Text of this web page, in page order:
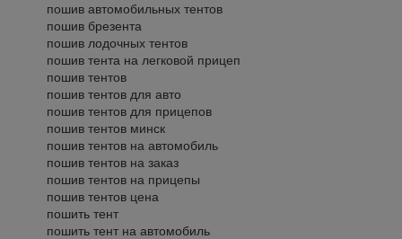
пошив автомобильных тентов
пошив брезента
пошив лодочных тентов
пошив тента на легковой прицеп
пошив тентов
пошив тентов для авто
пошив тентов для прицепов
пошив тентов минск
пошив тентов на автомобиль
пошив тентов на заказ
пошив тентов на прицепы
пошив тентов цена
пошить тент
пошить тент на автомобиль